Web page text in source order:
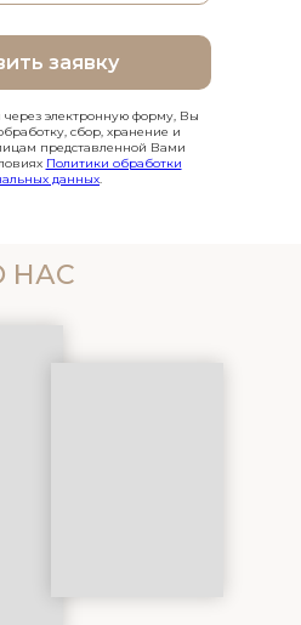
заявку
электронную форму, Вы
сбор, хранение и
представленной Вами
Политики обработки
данных.
НАС